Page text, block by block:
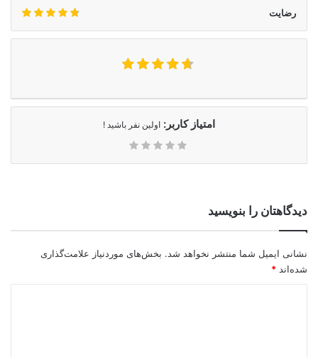
رضایت
امتیاز کاربر: اولین نفر باشید !
دیدگاهتان را بنویسید
نشانی ایمیل شما منتشر نخواهد شد. بخش‌های موردنیاز علامت‌گذاری
شده‌اند *